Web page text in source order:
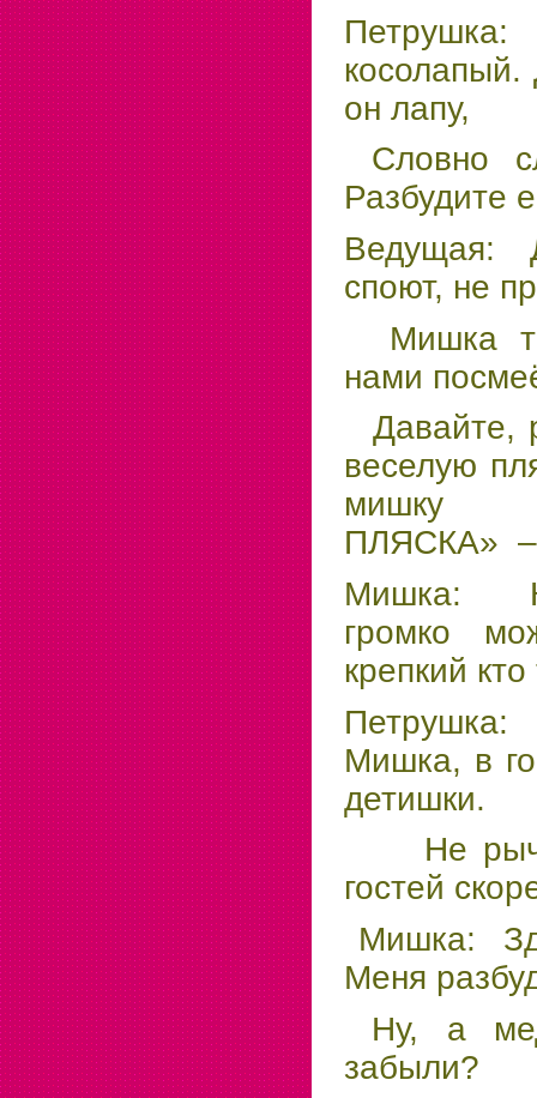
косолапый.
он лапу,
Словно
Разбудите
Ведущая:
споют, не
Мишка
нами
Давайте,
веселую
мишку
ПЛЯСКА»
Мишка:
громко
крепкий
Петрушка:
Мишка, в
детишки.
Не рычи
гостей
Мишка:
Меня
Ну, а
забыли?